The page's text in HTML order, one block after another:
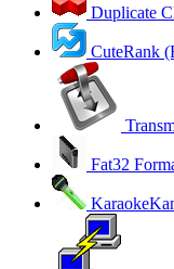
Duplicate
CuteRank
Fat32